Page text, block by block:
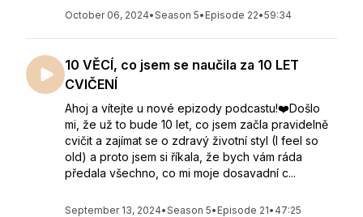
October 06, 2024•Season 5• Episode 22•59:34
10 VĚCÍ, co jsem se naučila za 10 LET
CVIČENÍ
Ahoj a vítejte u nové epizody podcastu!❤️Došlo
mi, že už to bude 10 let, co jsem začla pravidelně
cvičit a zajímat se o zdravý životní styl (I feel so
old) a proto jsem si říkala, že bych vám ráda
předala všechno, co mi moje dosavadní c...
September 13, 2024•Season 5• Episode 21• 47:25